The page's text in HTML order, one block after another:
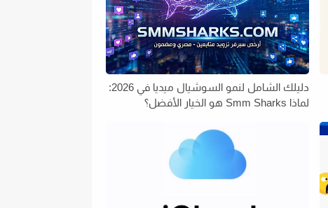
دليلك الشامل لنمو السوشيال ميديا في 2026:
لماذا Smm Sharks هو الخيار الأفضل؟